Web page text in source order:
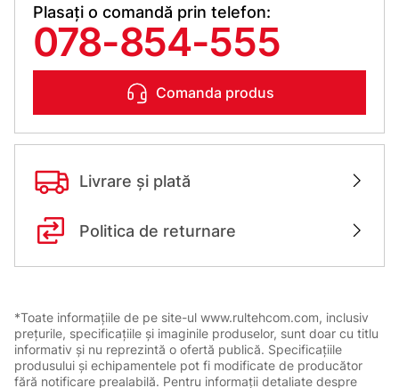
Plasați o comandă prin telefon:
078-854-555
Comanda produs
Livrare și plată
Politica de returnare
*Toate informațiile de pe site-ul www.rultehcom.com, inclusiv
prețurile, specificațiile și imaginile produselor, sunt doar cu titlu
informativ și nu reprezintă o ofertă publică. Specificațiile
produsului și echipamentele pot fi modificate de producător
fără notificare prealabilă. Pentru informații detaliate despre